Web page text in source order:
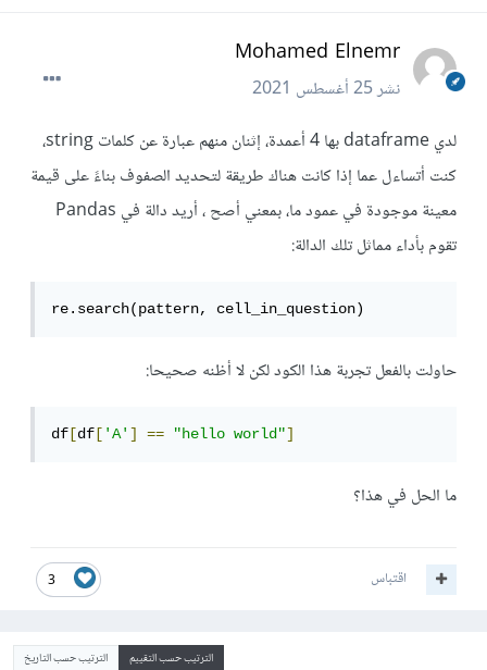
Mohamed Elnemr
نشر25 أغسطس 2021
لدي dataframe بها 4 أعمدة، إثنان منهم عبارة عن كلمات string،
كنت أتساءل عما إذا كانت هناك طريقة لتحديد الصفوف بناءً على قيمة
معينة موجودة في عمود ما، بمعني أصح ، أريد دالة في Pandas
تقوم بأداء مماثل تلك الدالة:
re.search(pattern, cell_in_question)
حاولت بالفعل تجربة هذا الكود لكن لا أظنه صحيحا:
df [df ['A'] == "hello world"]
ما الحل في هذا؟
3 اقتباس
الترتيب حسب التقييم الترتيب حسب التاريخ